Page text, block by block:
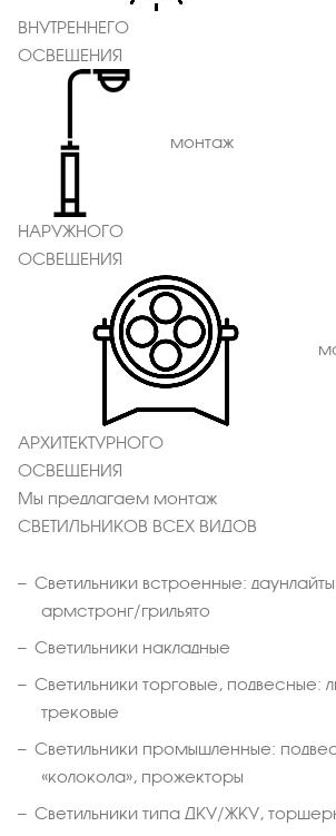
ВНУТРЕННЕГО
ОСВЕЩЕНИЯ
монтаж
НАРУЖНОГО
ОСВЕЩЕНИЯ
АРХИТЕКТУРНОГО
ОСВЕЩЕНИЯ
Мы предлагаем монтаж
СВЕТИЛЬНИКОВ ВСЕХ ВИДОВ
Светильники встроенные:
армстронг/грильято
Светильники накладные
Светильники торговые, подвесные:
трековые
Светильники промышленные:
«колокола», прожекторы
Светильники типа ДКУ/ЖКУ,